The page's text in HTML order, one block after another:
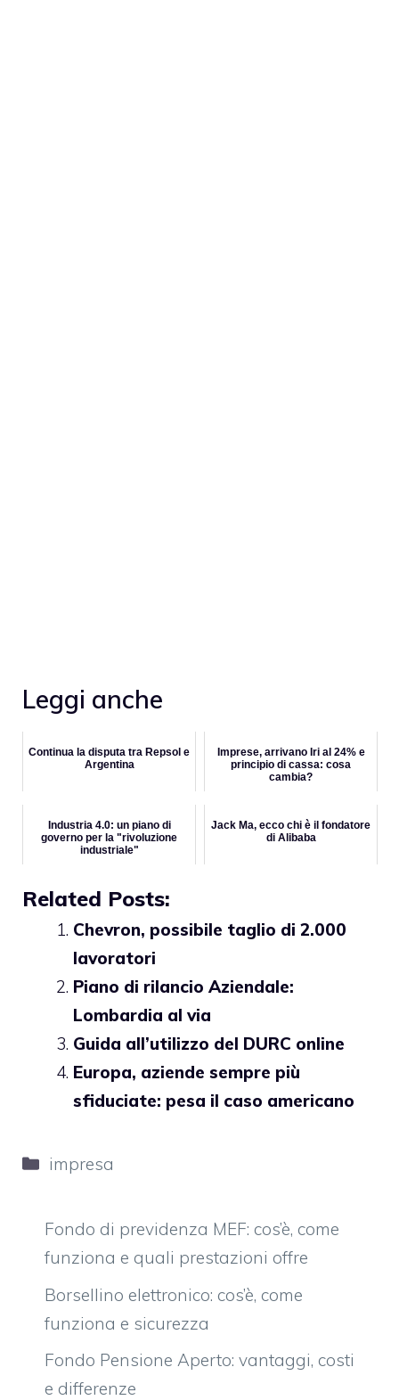
Leggi anche
Continua la disputa tra Repsol e
Argentina
Imprese, arrivano Iri al 24% e
principio di cassa: cosa
cambia?
Industria 4.0: un piano di
governo per la "rivoluzione
industriale"
Jack Ma, ecco chi è il fondatore
di Alibaba
Related Posts:
Chevron, possibile taglio di 2.000
lavoratori
Piano di rilancio Aziendale:
Lombardia al via
Guida all’utilizzo del DURC online
Europa, aziende sempre più
sfiduciate: pesa il caso americano
Categorie
impresa
Fondo di previdenza MEF: cos’è, come
funziona e quali prestazioni offre
Borsellino elettronico: cos’è, come
funziona e sicurezza
Fondo Pensione Aperto: vantaggi, costi
e differenze